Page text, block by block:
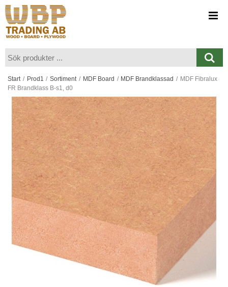
Start / Prod1 / Sortiment / MDF Board / MDF Brandklassad / MDF Fibralux
FR Brandklass B-s1, d0
Visa varukorgen